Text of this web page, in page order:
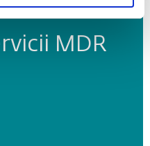
MDR
rezilient